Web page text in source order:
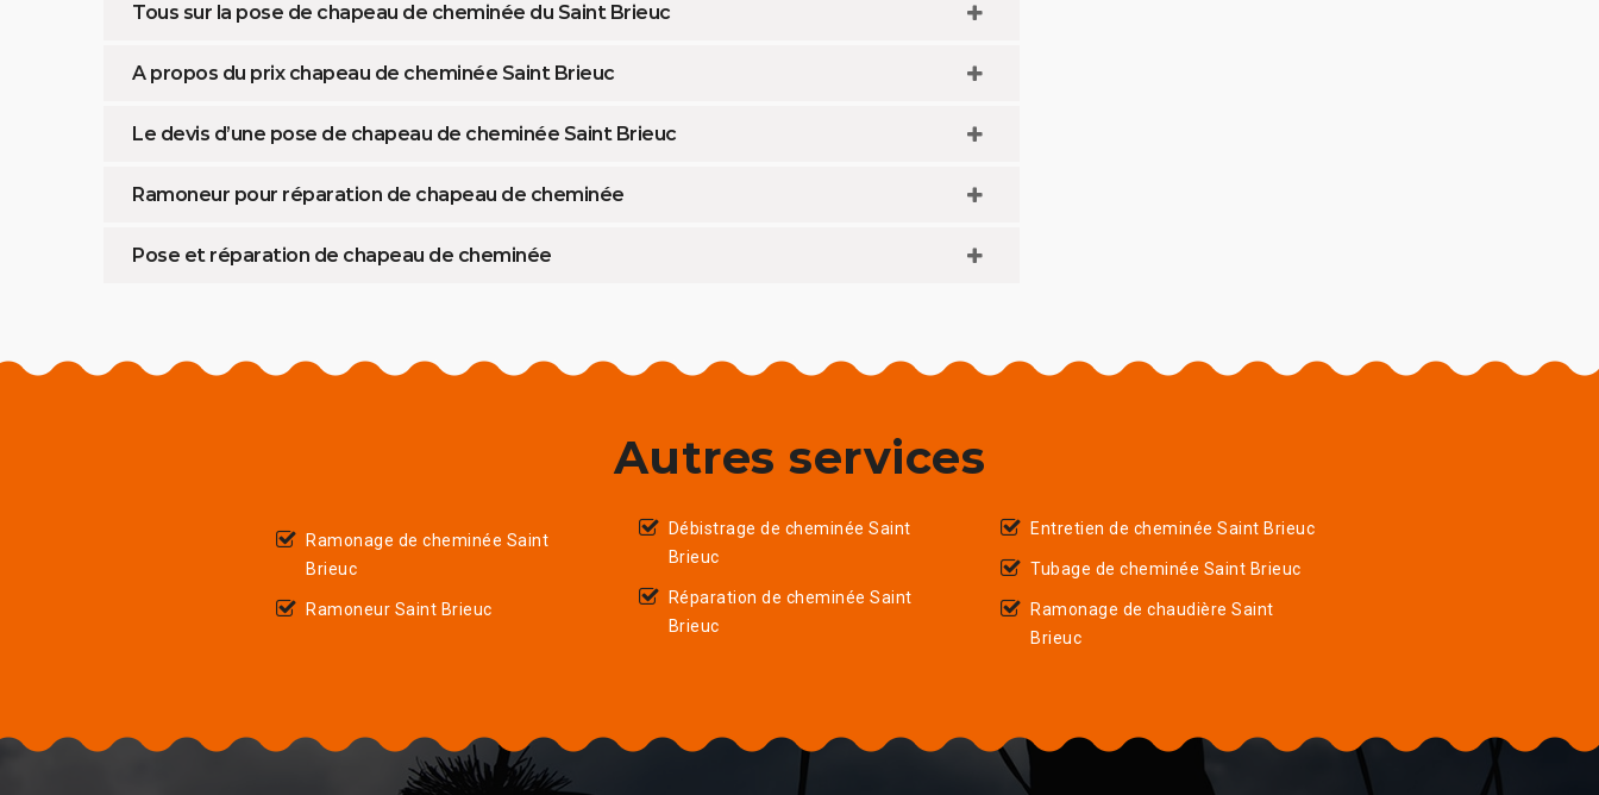
Tous sur la pose de chapeau de cheminée du Saint Brieuc
A propos du prix chapeau de cheminée Saint Brieuc
Le devis d’une pose de chapeau de cheminée Saint Brieuc
Ramoneur pour réparation de chapeau de cheminée
Pose et réparation de chapeau de cheminée
Autres services
Ramonage de cheminée Saint
Brieuc
Ramoneur Saint Brieuc
Débistrage de cheminée Saint
Brieuc
Réparation de cheminée Saint
Brieuc
Entretien de cheminée Saint Brieuc
Tubage de cheminée Saint Brieuc
Ramonage de chaudière Saint
Brieuc